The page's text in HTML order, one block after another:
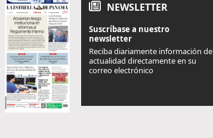
NEWSLETTER
Suscríbase a nuestro
newsletter
Reciba diariamente información de
actualidad directamente en su
correo electrónico